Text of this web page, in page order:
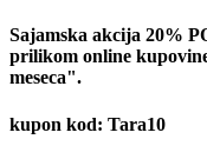
Sajamska akcija 20%
prilikom online
meseca".
kupon kod: Tara10